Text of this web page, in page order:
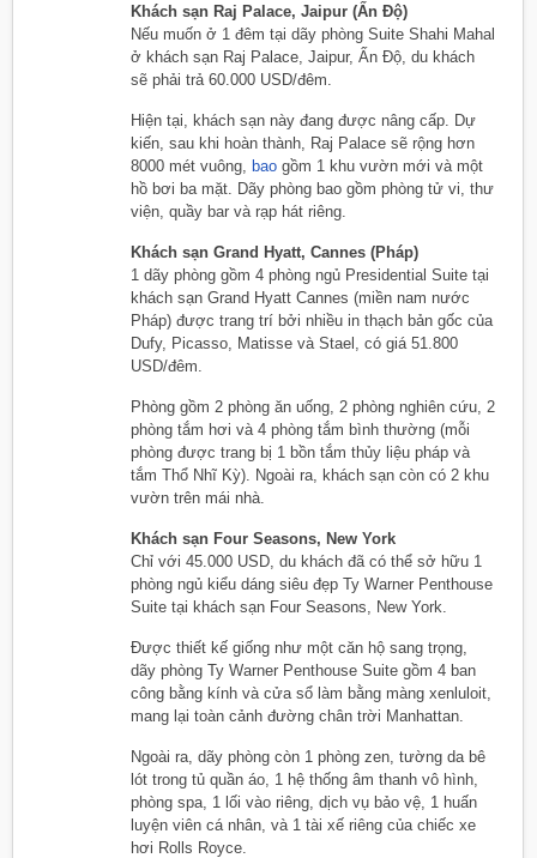
Khách sạn Raj Palace, Jaipur (Ấn Độ)
Nếu muốn ở 1 đêm tại dãy phòng Suite Shahi Mahal
ở khách sạn Raj Palace, Jaipur, Ấn Độ, du khách
sẽ phải trả 60.000 USD/đêm.
Hiện tại, khách sạn này đang được nâng cấp. Dự
kiến, sau khi hoàn thành, Raj Palace sẽ rộng hơn
8000 mét vuông,
bao gồm 1 khu vườn mới và một
hồ bơi ba mặt. Dãy phòng bao gồm phòng tử vi, thư
viện, quầy bar và rạp hát riêng.
Khách sạn Grand Hyatt, Cannes (Pháp)
1 dãy phòng gồm 4 phòng ngủ Presidential Suite tại
khách sạn Grand Hyatt Cannes (miền nam nước
Pháp) được trang trí bởi nhiều in thạch bản gốc của
Dufy, Picasso, Matisse và Stael, có giá 51.800
USD/đêm.
Phòng gồm 2 phòng ăn uống, 2 phòng nghiên cứu, 2
phòng tắm hơi và 4 phòng tắm bình thường (mỗi
phòng được trang bị 1 bồn tắm thủy liệu pháp và
tắm Thổ Nhĩ Kỳ). Ngoài ra, khách sạn còn có 2 khu
vườn trên mái nhà.
Khách sạn Four Seasons, New York
Chỉ với 45.000 USD, du khách đã có thể sở hữu 1
phòng ngủ kiểu dáng siêu đẹp Ty Warner Penthouse
Suite tại khách sạn Four Seasons, New York.
Được thiết kế giống như một căn hộ sang trọng,
dãy phòng Ty Warner Penthouse Suite gồm 4 ban
công bằng kính và cửa sổ làm bằng màng xenluloit,
mang lại toàn cảnh đường chân trời Manhattan.
Ngoài ra, dãy phòng còn 1 phòng zen, tường da bê
lót trong tủ quần áo, 1 hệ thống âm thanh vô hình,
phòng spa, 1 lối vào riêng, dịch vụ bảo vệ, 1 huấn
luyện viên cá nhân, và 1 tài xế riêng của chiếc xe
hơi Rolls Royce.